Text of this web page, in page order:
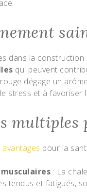
dans la construction
qui peuvent
dégage un
stress et à favoriser
multiples
pour la
: La
tendus et fatigués,